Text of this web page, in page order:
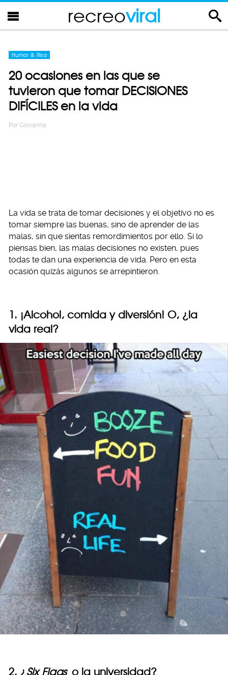
recreoviral
Humor & Risa
20 ocasiones en las que se
tuvieron que tomar DECISIONES
DIFÍCILES en la vida
Por Giovanna
La vida se trata de tomar decisiones y el objetivo no es
tomar siempre las buenas, sino de aprender de las
malas, sin que sientas remordimientos por ello. Si lo
piensas bien, las malas decisiones no existen, pues
todas te dan una experiencia de vida. Pero en esta
ocasión quizás algunos se arrepintieron.
1. ¡Alcohol, comida y diversión! O, ¿la
vida real?
2. ¿Six Flags o la universidad?